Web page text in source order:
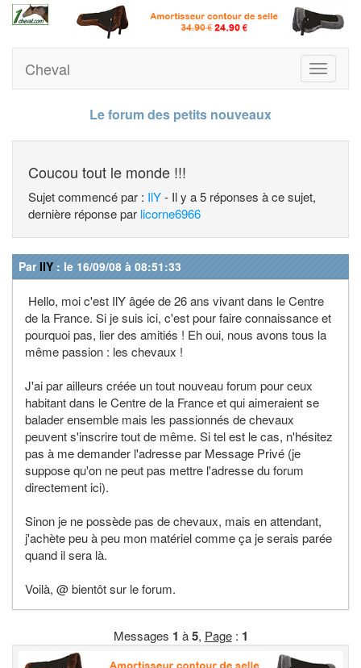
Toggle
Cheval
Le forum des petits nouveaux
Coucou tout le monde !!!
Sujet commencé par : IlY- Il y a 5 réponses à ce sujet,
dernière réponse par licorne6966
ParIlY : le 16/09/08 à 08:51:33
Hello, moi c'est IlY âgée de 26 ans vivant dans le Centre
de la France. Si je suis ici, c'est pour faire connaissance et
pourquoi pas, lier des amitiés ! Eh oui, nous avons tous la
même passion : les chevaux !
J'ai par ailleurs créée un tout nouveau forum pour ceux
habitant dans le Centre de la France et qui aimeraient se
balader ensemble mais les passionnés de chevaux
peuvent s'inscrire tout de même. Si tel est le cas, n'hésitez
pas à me demander l'adresse par Message Privé (je
suppose qu'on ne peut pas mettre l'adresse du forum
directement ici).
Sinon je ne possède pas de chevaux, mais en attendant,
j'achète peu à peu mon matériel comme ça je serais parée
quand il sera là.
Voilà, @ bientôt sur le forum.
Messages 1 à5, Page: 1